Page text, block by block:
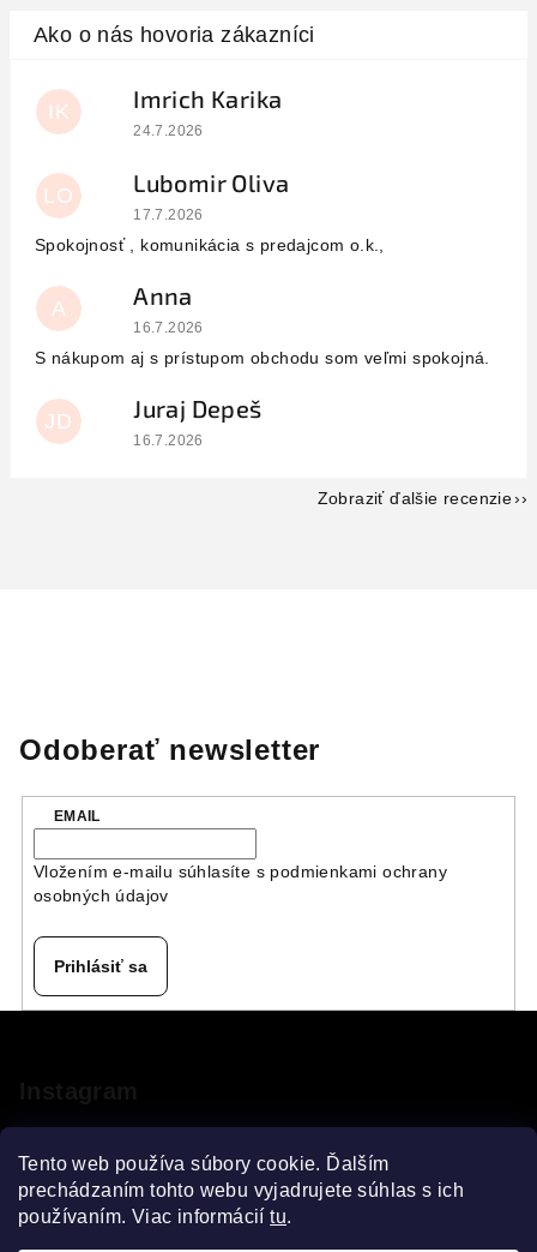
Tento web používa súbory cookie. Ďalším
prechádzaním tohto webu vyjadrujete súhlas s ich
používaním. Viac informáciítu.
IK Imrich Karika
Hodnotenie obchodu je 5 z 5 hviezdičiek.
24.7.2026
LO Lubomir Oliva
Hodnotenie obchodu je 5 z 5 hviezdičiek.
17.7.2026
Spokojnosť , komunikácia s predajcom o.k.,
A Anna
Hodnotenie obchodu je 5 z 5 hviezdičiek.
16.7.2026
S nákupom aj s prístupom obchodu som veľmi spokojná.
JD Juraj Depeš
Hodnotenie obchodu je 5 z 5 hviezdičiek.
16.7.2026
Zobraziť ďalšie recenzie
Odoberať newsletter
EMAIL
Vložením e-mailu súhlasíte s podmienkami ochrany
osobných údajov
Prihlásiť sa
ä